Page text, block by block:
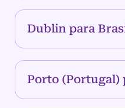
Dublin para
Porto (Portugal)